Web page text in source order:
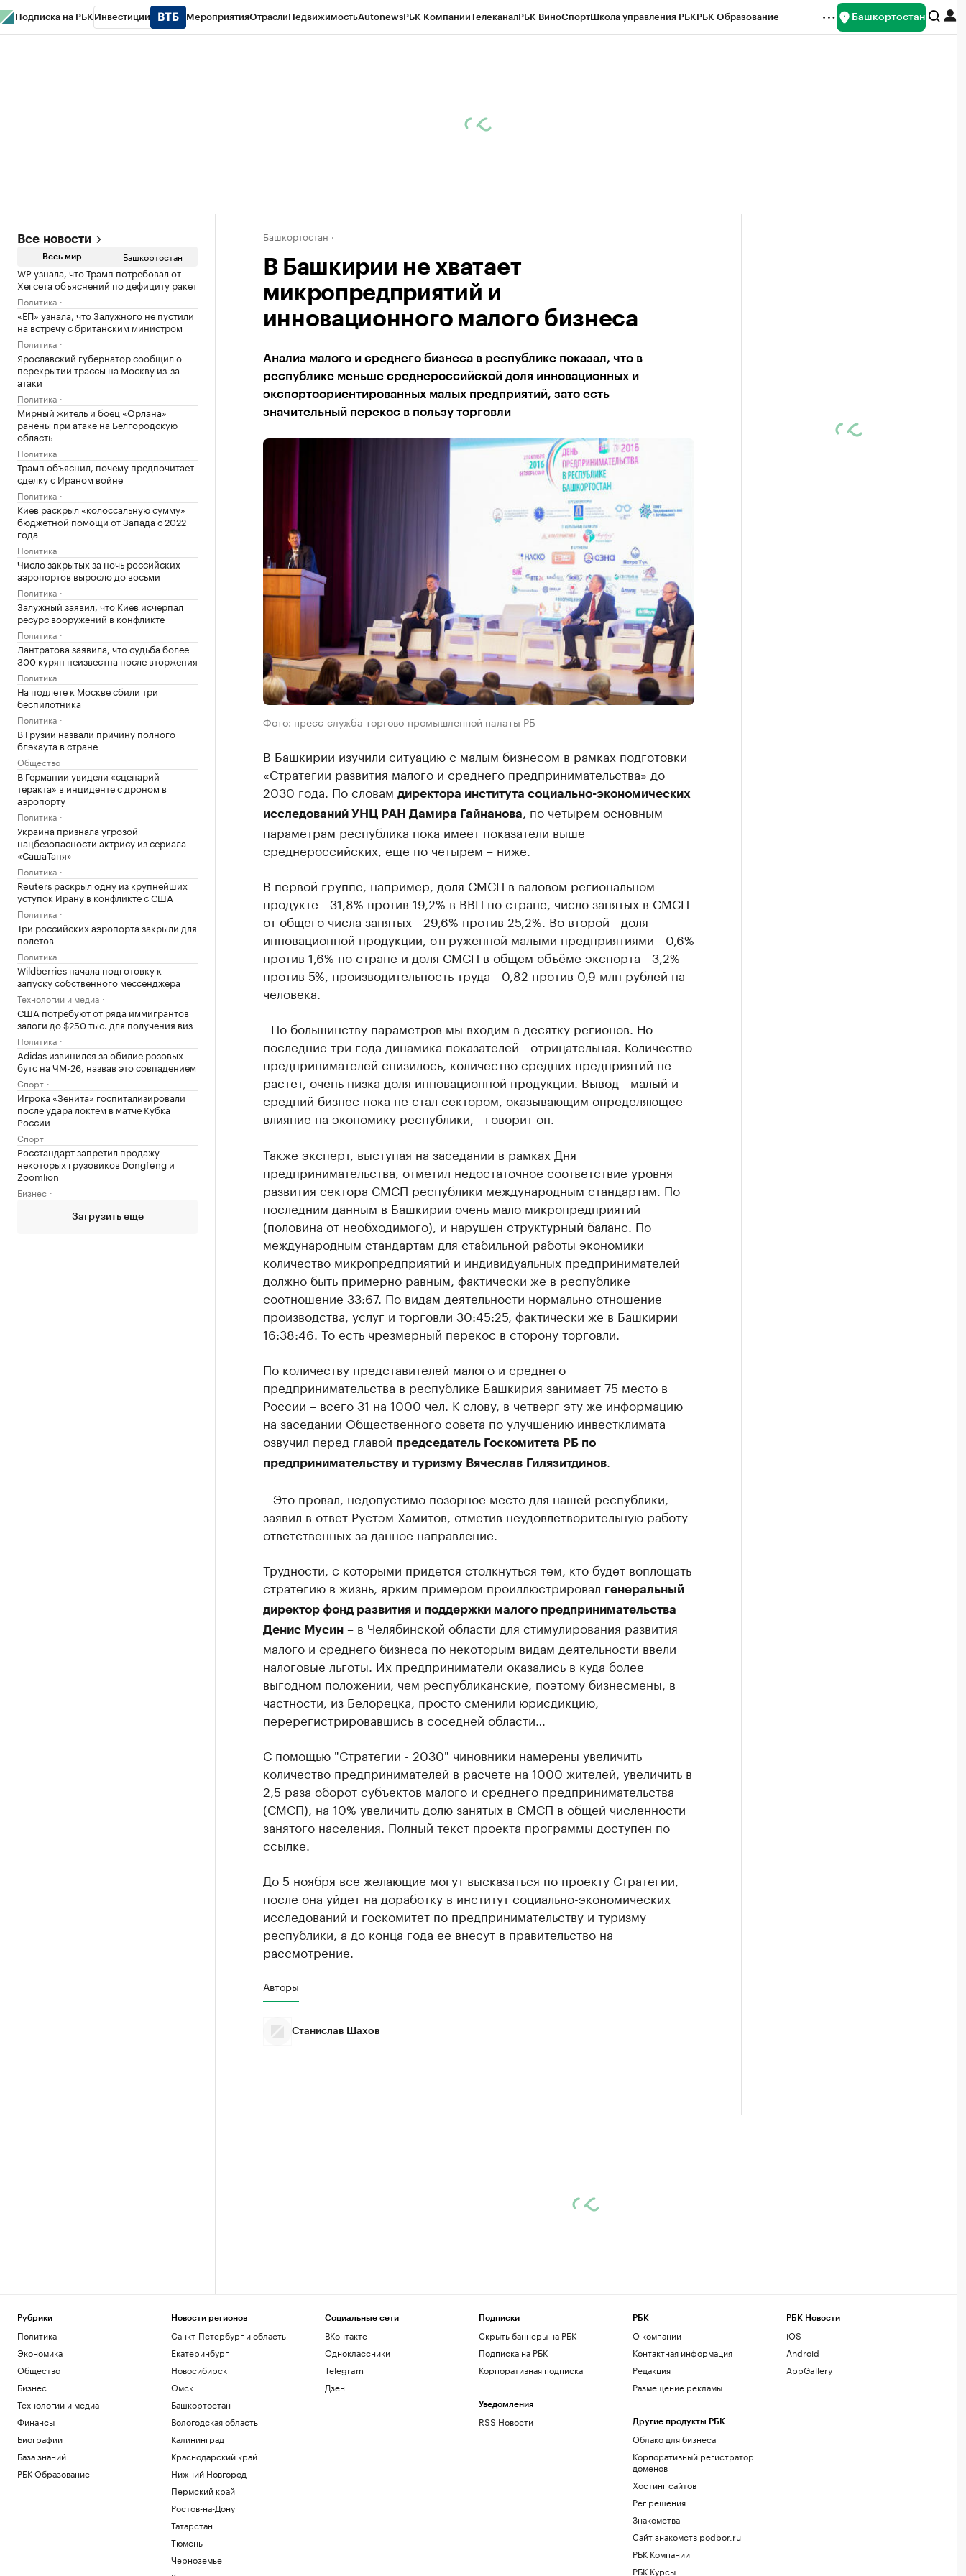
Подписка на РБК Инвестиции МероприятияОтраслиНедвижимостьAutonewsРБК КомпанииТелеканалРБК ВиноСпортШкола управления РБКРБК Образование Башкортостан
Все новости
Весь мир Башкортостан
WP узнала, что Трамп потребовал от
Хегсета объяснений по дефициту ракет
Политика
«ЕП» узнала, что Залужного не пустили
на встречу с британским министром
Политика
Ярославский губернатор сообщил о
перекрытии трассы на Москву из-за
атаки
Политика
Мирный житель и боец «Орлана»
ранены при атаке на Белгородскую
область
Политика
Трамп объяснил, почему предпочитает
сделку с Ираном войне
Политика
Киев раскрыл «колоссальную сумму»
бюджетной помощи от Запада с 2022
года
Политика
Число закрытых за ночь российских
аэропортов выросло до восьми
Политика
Залужный заявил, что Киев исчерпал
ресурс вооружений в конфликте
Политика
Лантратова заявила, что судьба более
300 курян неизвестна после вторжения
Политика
На подлете к Москве сбили три
беспилотника
Политика
В Грузии назвали причину полного
блэкаута в стране
Общество
В Германии увидели «сценарий
теракта» в инциденте с дроном в
аэропорту
Политика
Украина признала угрозой
нацбезопасности актрису из сериала
«СашаТаня»
Политика
Reuters раскрыл одну из крупнейших
уступок Ирану в конфликте с США
Политика
Три российских аэропорта закрыли для
полетов
Политика
Wildberries начала подготовку к
запуску собственного мессенджера
Технологии и медиа
США потребуют от ряда иммигрантов
залоги до $250 тыс. для получения виз
Политика
Adidas извинился за обилие розовых
бутс на ЧМ-26, назвав это совпадением
Спорт
Игрока «Зенита» госпитализировали
после удара локтем в матче Кубка
России
Спорт
Росстандарт запретил продажу
некоторых грузовиков Dongfeng и
Zoomlion
Бизнес
Загрузить еще
Башкортостан
В Башкирии не хватает
микропредприятий и
инновационного малого бизнеса
Анализ малого и среднего бизнеса в республике показал, что в
республике меньше среднероссийской доля инновационных и
экспортоориентированных малых предприятий, зато есть
значительный перекос в пользу торговли
Фото: пресс-служба торгово-промышленной палаты РБ
В Башкирии изучили ситуацию с малым бизнесом в рамках подготовки
«Стратегии развития малого и среднего предпринимательства» до
2030 года. По словам директора института социально-экономических
исследований УНЦ РАН Дамира Гайнанова
, по четырем основным
параметрам республика пока имеет показатели выше
среднероссийских, еще по четырем – ниже.
В первой группе, например, доля СМСП в валовом региональном
продукте - 31,8% против 19,2% в ВВП по стране, число занятых в СМСП
от общего числа занятых - 29,6% против 25,2%. Во второй - доля
инновационной продукции, отгруженной малыми предприятиями - 0,6%
против 1,6% по стране и доля СМСП в общем объёме экспорта - 3,2%
против 5%, производительность труда - 0,82 против 0,9 млн рублей на
человека.
- По большинству параметров мы входим в десятку регионов. Но
последние три года динамика показателей - отрицательная. Количество
предпринимателей снизилось, количество средних предприятий не
растет, очень низка доля инновационной продукции. Вывод - малый и
средний бизнес пока не стал сектором, оказывающим определяющее
влияние на экономику республики, - говорит он.
Также эксперт, выступая на заседании в рамках Дня
предпринимательства, отметил недостаточное соответствие уровня
развития сектора СМСП республики международным стандартам. По
последним данным в Башкирии очень мало микропредприятий
(половина от необходимого), и нарушен структурный баланс. По
международным стандартам для стабильной работы экономики
количество микропредприятий и индивидуальных предпринимателей
должно быть примерно равным, фактически же в республике
соотношение 33:67. По видам деятельности нормально отношение
производства, услуг и торговли 30:45:25, фактически же в Башкирии
16:38:46. То есть чрезмерный перекос в сторону торговли.
По количеству представителей малого и среднего
предпринимательства в республике Башкирия занимает 75 место в
России – всего 31 на 1000 чел. К слову, в четверг эту же информацию
на заседании Общественного совета по улучшению инвестклимата
озвучил перед главой председатель Госкомитета РБ по
предпринимательству и туризму Вячеслав Гилязитдинов.
– Это провал, недопустимо позорное место для нашей республики, –
заявил в ответ Рустэм Хамитов, отметив неудовлетворительную работу
ответственных за данное направление.
Трудности, с которыми придется столкнуться тем, кто будет воплощать
стратегию в жизнь, ярким примером проиллюстрировал генеральный
директор фонд развития и поддержки малого предпринимательства
Денис Мусин– в Челябинской области для стимулирования развития
малого и среднего бизнеса по некоторым видам деятельности ввели
налоговые льготы. Их предприниматели оказались в куда более
выгодном положении, чем республиканские, поэтому бизнесмены, в
частности, из Белорецка, просто сменили юрисдикцию,
перерегистрировавшись в соседней области…
С помощью "Стратегии - 2030" чиновники намерены увеличить
количество предпринимателей в расчете на 1000 жителей, увеличить в
2,5 раза оборот субъектов малого и среднего предпринимательства
(СМСП), на 10% увеличить долю занятых в СМСП в общей численности
занятого населения. Полный текст проекта программы доступен по
ссылке
До 5 ноября все желающие могут высказаться по проекту Стратегии,
после она уйдет на доработку в институт социально-экономических
исследований и госкомитет по предпринимательству и туризму
республики, а до конца года ее внесут в правительство на
рассмотрение.
Авторы
Станислав Шахов
Рубрики
Политика
Экономика
Общество
Бизнес
Технологии и медиа
Финансы
Биографии
База знаний
РБК Образование
Новости регионов
Санкт-Петербург и область
Екатеринбург
Новосибирск
Омск
Башкортостан
Вологодская область
Калининград
Краснодарский край
Нижний Новгород
Пермский край
Ростов-на-Дону
Татарстан
Тюмень
Черноземье
Социальные сети
ВКонтакте
Одноклассники
Telegram
Дзен
Подписки
Скрыть баннеры на РБК
Подписка на РБК
Корпоративная подписка
Уведомления
RSS Новости
РБК
О компании
Контактная информация
Редакция
Размещение рекламы
Другие продукты РБК
Облако для бизнеса
Корпоративный регистратор
доменов
Хостинг сайтов
Рег.решения
Знакомства
Сайт знакомств podbor.ru
РБК Компании
РБК Курсы
РБК Новости
iOS
Android
AppGallery